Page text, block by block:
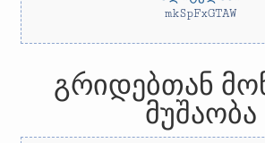
mkSpFxGTAW
გრიდებთან
მუშაობა